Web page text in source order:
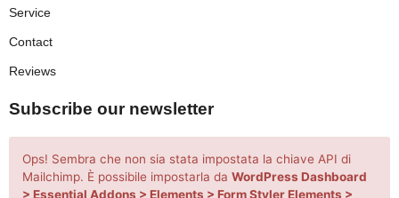
Service
Contact
Reviews
Subscribe our newsletter
Ops! Sembra che non sia stata impostata la chiave API di
Mailchimp. È possibile impostarla da WordPress Dashboard
> Essential Addons > Elements > Form Styler Elements >